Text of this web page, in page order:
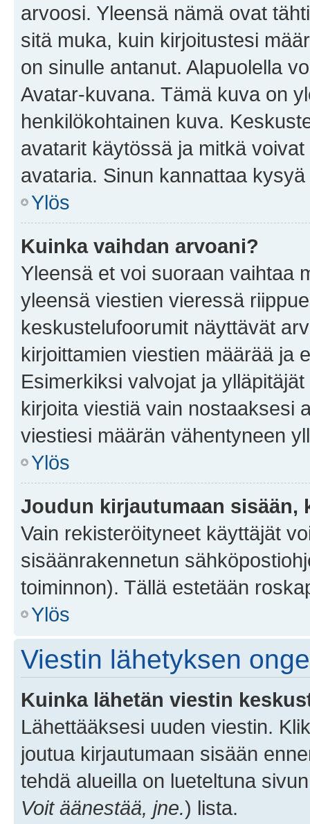
arvoosi. Yleensä nämä ovat
sitä muka, kuin kirjoitustesi
on sinulle antanut. Alapuolella
Avatar-kuvana. Tämä kuva on
henkilökohtainen kuva.
avatarit käytössä ja mitkä
avataria. Sinun kannattaa
Ylös
Kuinka vaihdan arvoani?
Yleensä et voi suoraan vaihtaa
yleensä viestien vieressä
keskustelufoorumit näyttävät
kirjoittamien viestien määrää ja
Esimerkiksi valvojat ja
kirjoita viestiä vain nostaaksesi
viestiesi määrän vähentyneen
Ylös
Joudun kirjautumaan sisään,
Vain rekisteröityneet käyttäjät
sisäänrakennetun
toiminnon). Tällä estetään
Ylös
Viestin lähetyksen
Kuinka lähetän viestin
Lähettääksesi uuden viestin.
joutua kirjautumaan sisään
tehdä alueilla on lueteltuna
Voit äänestää, jne.) lista.